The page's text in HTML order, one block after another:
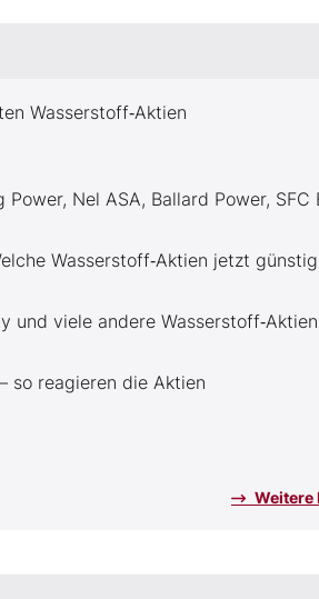
Wasserstoff‑Aktien
Nel ASA, Ballard Power, SFC
Wasserstoff‑Aktien jetzt
und viele andere
so reagieren die Aktien
Weitere